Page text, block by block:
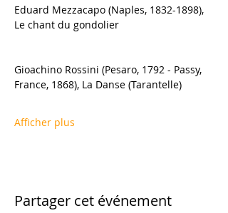
Eduard Mezzacapo (Naples, 1832-1898),
Le chant du gondolier
Gioachino Rossini (Pesaro, 1792 - Passy,
France, 1868), La Danse (Tarantelle)
Afficher plus
Partager cet événement